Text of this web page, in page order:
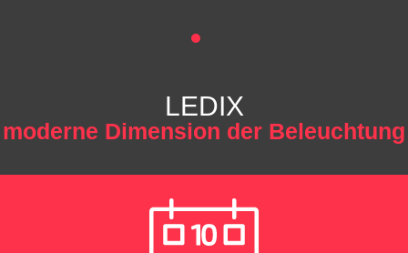
LEDIX
moderne Dimension der Beleuchtung